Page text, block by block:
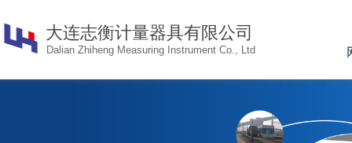
大连志衡计量器具有限公司
Dalian Zhiheng Measuring Instrument Co., Ltd